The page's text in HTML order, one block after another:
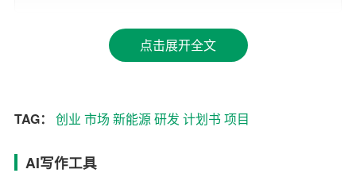
随着互联网的普及，在线教育市场逐渐壮大。根据统计数
广大用户提供优质的教育资源。
3. 营销策略
点击展开全文
TAG： 创业 市场 新能源研发 计划书 项目
AI写作工具